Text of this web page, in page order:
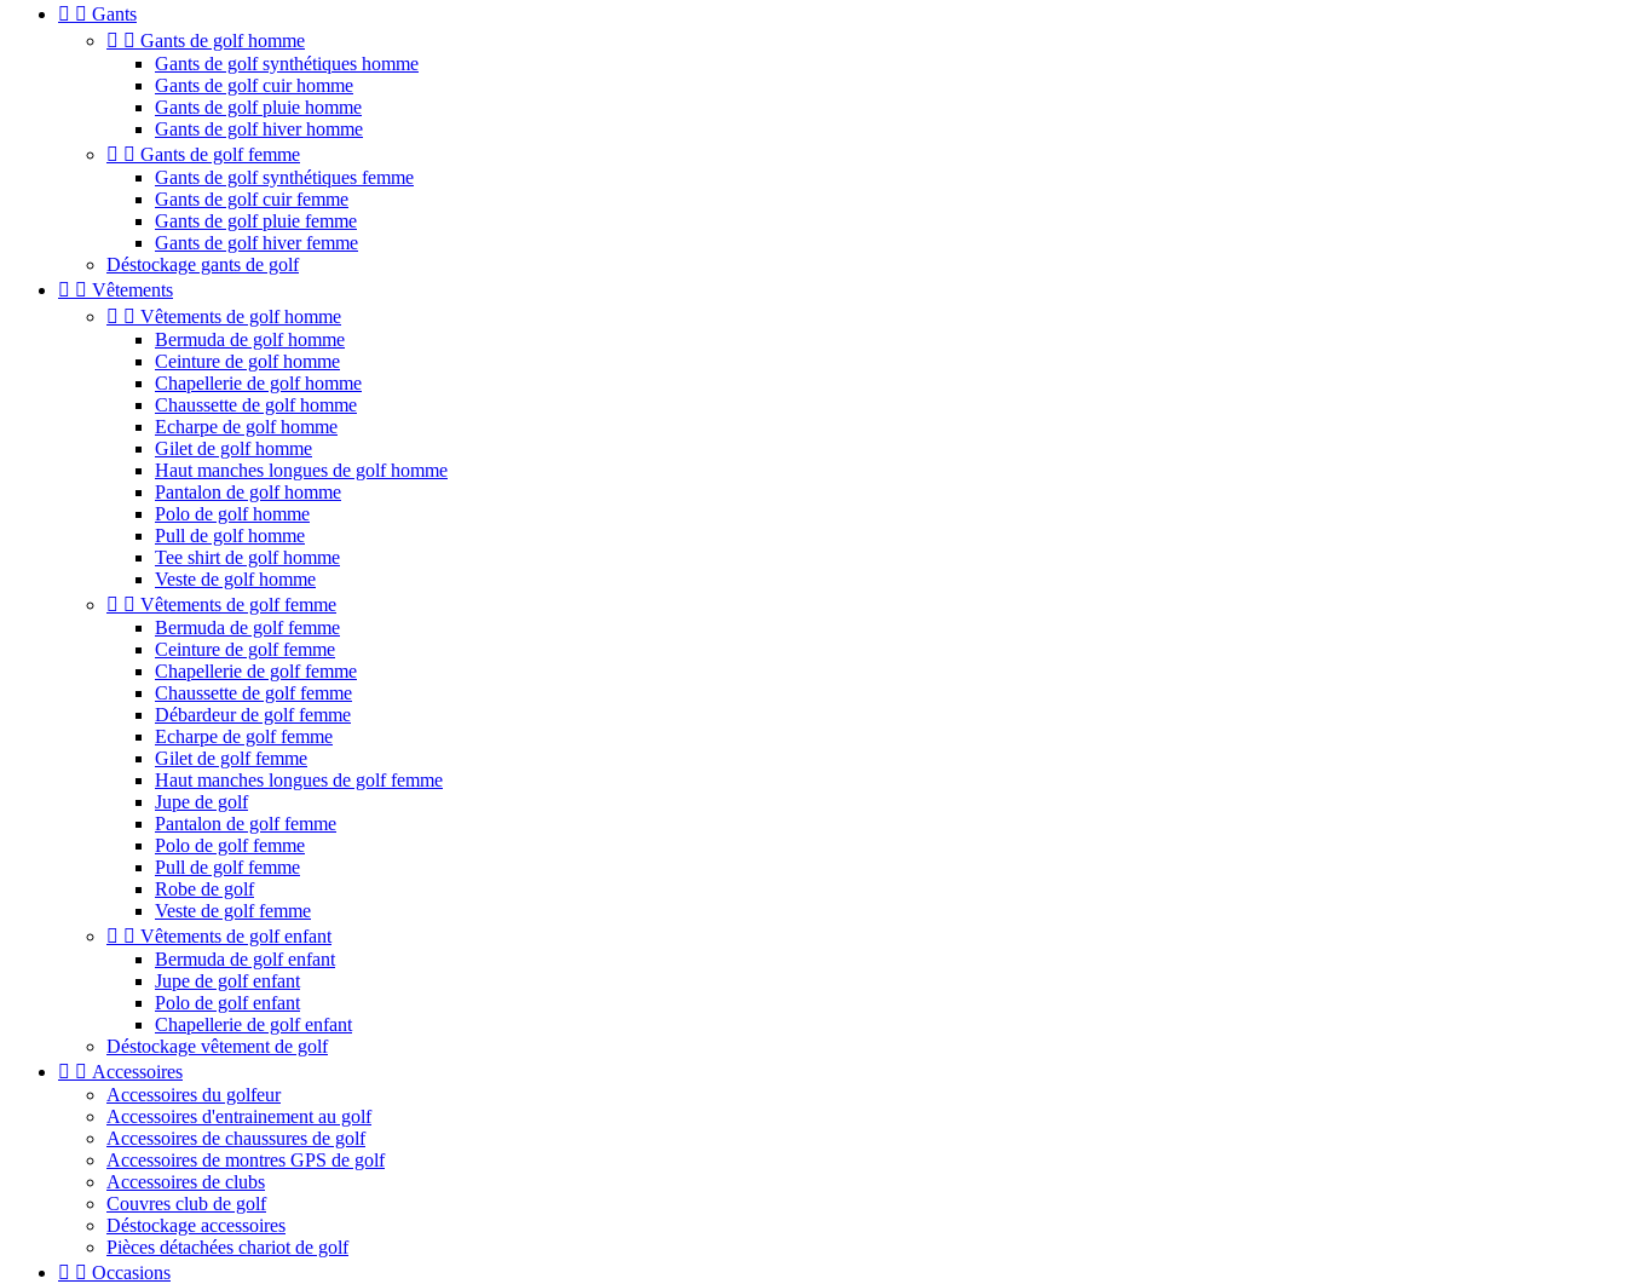
  Gants
  Gants de golf homme
Gants de golf synthétiques homme
Gants de golf cuir homme
Gants de golf pluie homme
Gants de golf hiver homme
  Gants de golf femme
Gants de golf synthétiques femme
Gants de golf cuir femme
Gants de golf pluie femme
Gants de golf hiver femme
Déstockage gants de golf
  Vêtements
  Vêtements de golf homme
Bermuda de golf homme
Ceinture de golf homme
Chapellerie de golf homme
Chaussette de golf homme
Echarpe de golf homme
Gilet de golf homme
Haut manches longues de golf homme
Pantalon de golf homme
Polo de golf homme
Pull de golf homme
Tee shirt de golf homme
Veste de golf homme
  Vêtements de golf femme
Bermuda de golf femme
Ceinture de golf femme
Chapellerie de golf femme
Chaussette de golf femme
Débardeur de golf femme
Echarpe de golf femme
Gilet de golf femme
Haut manches longues de golf femme
Jupe de golf
Pantalon de golf femme
Polo de golf femme
Pull de golf femme
Robe de golf
Veste de golf femme
  Vêtements de golf enfant
Bermuda de golf enfant
Jupe de golf enfant
Polo de golf enfant
Chapellerie de golf enfant
Déstockage vêtement de golf
  Accessoires
Accessoires du golfeur
Accessoires d'entrainement au golf
Accessoires de chaussures de golf
Accessoires de montres GPS de golf
Accessoires de clubs
Couvres club de golf
Déstockage accessoires
Pièces détachées chariot de golf
  Occasions